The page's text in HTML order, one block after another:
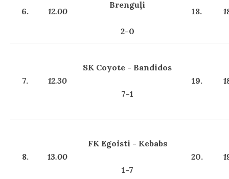
6. 12.00
Brenguļi
2-0
18.
7. 12.30
SK Coyote - Bandidos
7-1
19.
8. 13.00
FK Egoisti - Kebabs
1-7
20.